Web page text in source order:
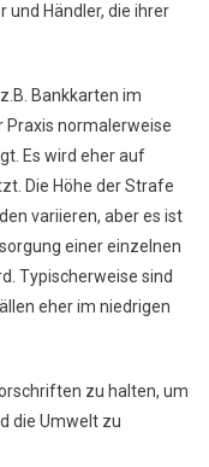
und Händler, die ihrer
Bankkarten im
Praxis normalerweise
Es wird eher auf
Die Höhe der Strafe
variieren, aber es ist
einer einzelnen
Typischerweise sind
eher im niedrigen
zu halten, um
die Umwelt zu